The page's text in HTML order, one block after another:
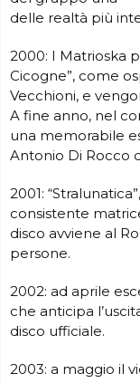
delle realtà più
2000: I Matrioska
Cicogne”, come
Vecchioni, e
A fine anno, nel
una memorabile
Antonio Di Rocco
2001:
consistente
disco avviene al
persone.
2002: ad aprile
che anticipa
disco ufficiale.
2003: a maggio il